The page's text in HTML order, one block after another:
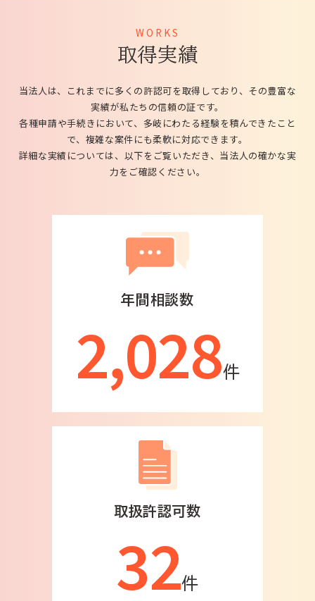
WORKS
取得実績
当法人は、これまでに多くの許認可を取得しており、その豊富な
実績が私たちの信頼の証です。
各種申請や手続きにおいて、多岐にわたる経験を積んできたこと
で、複雑な案件にも柔軟に対応できます。
詳細な実績については、以下をご覧いただき、当法人の確かな実
力をご確認ください。
年間相談数
2,028件
取扱許認可数
32件